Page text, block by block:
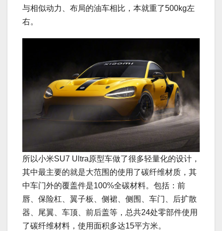
与相似动力、布局的油车相比，本就重了500kg左
右。
所以小米SU7 Ultra原型车做了很多轻量化的设计，
其中最主要的就是大范围的使用了碳纤维材质，其
中车门外的覆盖件是100%全碳材料。包括：前
唇、保险杠、翼子板、侧裙、侧围、车门、后扩散
器、尾翼、车顶、前后盖等，总共24处零部件使用
了碳纤维材料，使用面积多达15平方米。